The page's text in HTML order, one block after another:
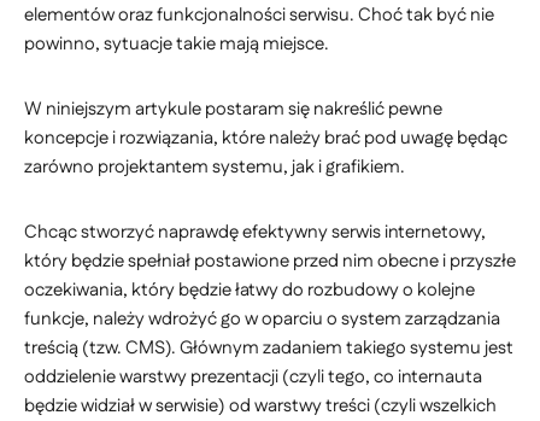
elementów oraz funkcjonalności serwisu. Choć tak być nie
powinno, sytuacje takie mają miejsce.
W niniejszym artykule postaram się nakreślić pewne
koncepcje i rozwiązania, które należy brać pod uwagę będąc
zarówno projektantem systemu, jak i grafikiem.
Chcąc stworzyć naprawdę efektywny serwis internetowy,
który będzie spełniał postawione przed nim obecne i przyszłe
oczekiwania, który będzie łatwy do rozbudowy o kolejne
funkcje, należy wdrożyć go w oparciu o system zarządzania
treścią (tzw. CMS). Głównym zadaniem takiego systemu jest
oddzielenie warstwy prezentacji (czyli tego, co internauta
będzie widział w serwisie) od warstwy treści (czyli wszelkich